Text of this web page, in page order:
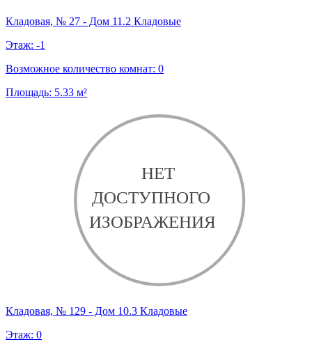
Кладовая, № 27 - Дом 11.2 Кладовые
Этаж: -1
Возможное количество комнат: 0
Площадь: 5.33 м²
Кладовая, № 129 - Дом 10.3 Кладовые
Этаж: 0